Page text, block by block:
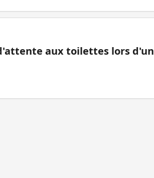
aux toilettes lors d'un